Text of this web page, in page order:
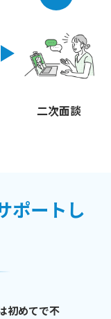
二次面談
ポートし
初めてで不